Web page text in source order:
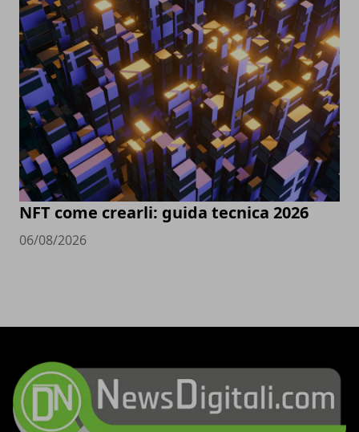
NFT come crearli: guida tecnica 2026
06/08/2026